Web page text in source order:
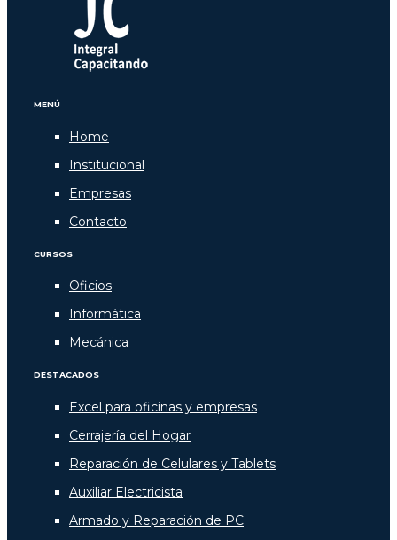
MENÚ
Home
Institucional
Empresas
Contacto
CURSOS
Oficios
Informática
Mecánica
DESTACADOS
Excel para oficinas y empresas
Cerrajería del Hogar
Reparación de Celulares y Tablets
Auxiliar Electricista
Armado y Reparación de PC